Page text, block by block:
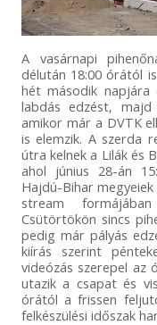
A vasárnapi
délután 18:00 órától
hét második napjára
labdás edzést,
amikor már a DVTK
is elemzik. A szerda
útra kelnek a Lilák és
ahol június 28-án
Hajdú-Bihar
stream
Csütörtökön sincs
pedig már pályás
kiírás szerint
videózás szerepel az
utazik a csapat és
órától a frissen
felkészülési időszak